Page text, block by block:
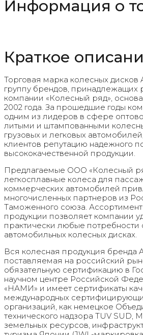
Информация о
Краткое
Торговая марка колесных дисков
группу брендов, принадлежащих
компании «Колесный ряд»,
2002 года. За прошедшие годы
одним из лидеров в сфере
литыми и штампованными
грузовых и легковых
клиентов репутацию надежного
высококачественной продукции.
Предлагаемые ООО «Колесный
легкосплавные колеса для
коммерческих автомобилей
многочисленных партнеров из
Таможенного союза.
продукции позволяет компании
практически любые потребности
автомобильных колесных дисках.
Вся колесная продукция бренда
поставляемая на российский
обязательную сертификацию в
научном центре Российской
«НАМИ» и имеет сертификаты
международных
организаций, как немецкое
технического надзора TUV SUD,
земельных ресурсов,